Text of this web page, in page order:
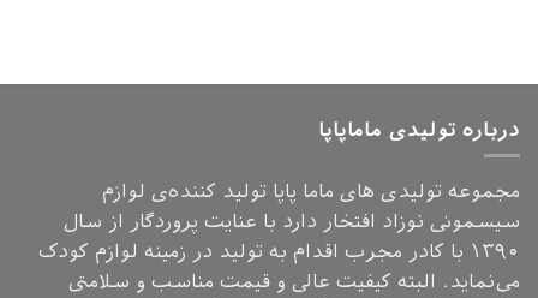
درباره تولیدی ماماپاپا
مجموعه تولیدی های ماما پاپا تولید کننده‌ی لوازم
سیسمونی نوزاد افتخار دارد با عنایت پروردگار از سال
۱۳۹۰ با کادر مجرب اقدام به تولید در زمینه لوازم کودک
می‌نماید. البته کیفیت عالی و قیمت مناسب و سلامتی